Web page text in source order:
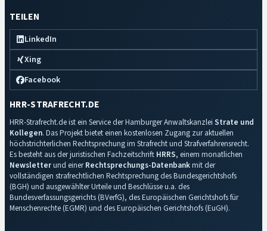
TEILEN
LinkedIn
Xing
Facebook
HRR-STRAFRECHT.DE
HRR-Strafrecht.de ist ein Service der Hamburger Anwaltskanzlei Strate und
Kollegen. Das Projekt bietet einen kostenlosen Zugang zur aktuellen
höchstrichterlichen Rechtsprechung im Strafrecht und Strafverfahrensrecht.
Es besteht aus der juristischen Fachzeitschrift HRRS, einem monatlichen
Newsletterund einerRechtsprechungs-Datenbankmit der
vollständigen strafrechtlichen Rechtsprechung des Bundesgerichtshofs
(BGH) und ausgewählter Urteile und Beschlüsse u.a. des
Bundesverfassungsgerichts (BVerfG), des Europäischen Gerichtshofs für
Menschenrechte (EGMR) und des Europäischen Gerichtshofs (EuGH).